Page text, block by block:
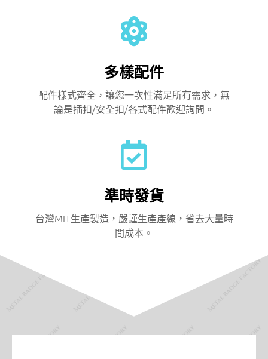
多樣配件
配件樣式齊全，讓您一次性滿足所有需求，無
論是插扣/安全扣/各式配件歡迎詢問。
準時發貨
台灣MIT生產製造，嚴謹生產產線，省去大量時
間成本。